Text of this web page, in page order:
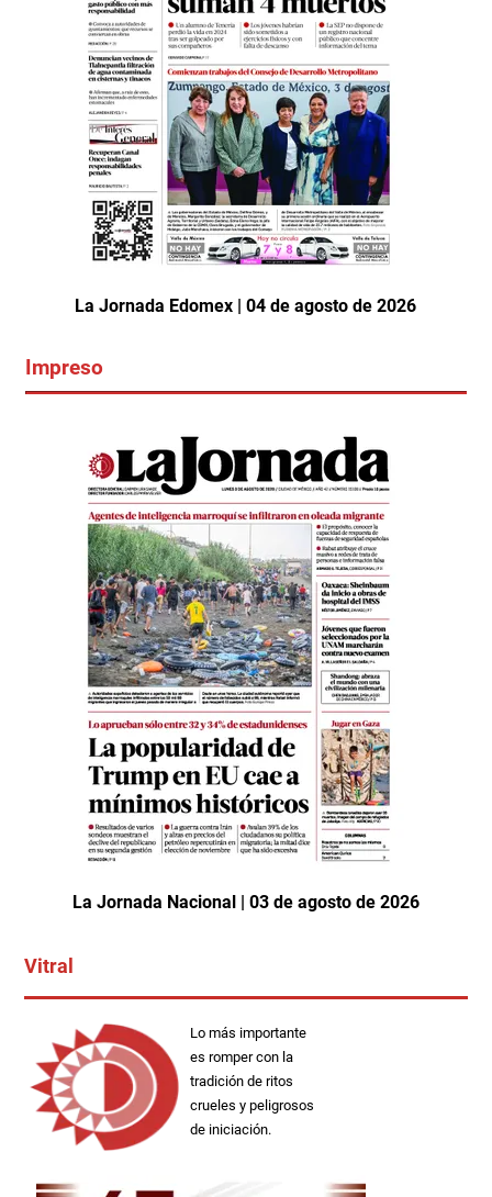
La Jornada Edomex | 04 de agosto de 2026
Impreso
La Jornada Nacional | 03 de agosto de 2026
Vitral
Lo más importante
es romper con la
tradición de ritos
crueles y peligrosos
de iniciación.